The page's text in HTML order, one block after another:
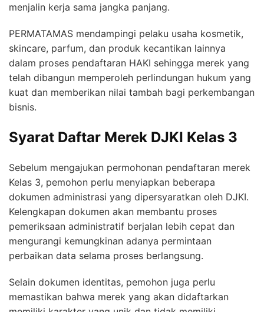
menjalin kerja sama jangka panjang.
PERMATAMAS mendampingi pelaku usaha kosmetik,
skincare, parfum, dan produk kecantikan lainnya
dalam proses pendaftaran HAKI sehingga merek yang
telah dibangun memperoleh perlindungan hukum yang
kuat dan memberikan nilai tambah bagi perkembangan
bisnis.
Syarat Daftar Merek DJKI Kelas 3
Sebelum mengajukan permohonan pendaftaran merek
Kelas 3, pemohon perlu menyiapkan beberapa
dokumen administrasi yang dipersyaratkan oleh DJKI.
Kelengkapan dokumen akan membantu proses
pemeriksaan administratif berjalan lebih cepat dan
mengurangi kemungkinan adanya permintaan
perbaikan data selama proses berlangsung.
Selain dokumen identitas, pemohon juga perlu
memastikan bahwa merek yang akan didaftarkan